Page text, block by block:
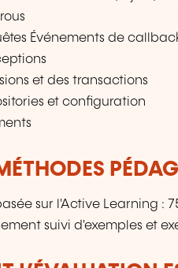
Événements de
et des transactions
et configuration
sur l'Active Learning :
suivi d'exemples et